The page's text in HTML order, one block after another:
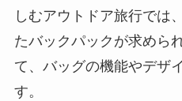
しむアウトドア旅行では
たバックパックが求めら
て、バッグの機能やデザ
す。